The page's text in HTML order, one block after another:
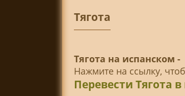
Тягота
Тягота на испанском -
Нажмите на ссылку,
Перевести Тягота